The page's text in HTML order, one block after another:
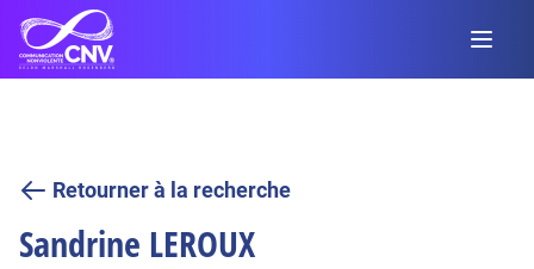
Retourner à la recherche
Sandrine LEROUX